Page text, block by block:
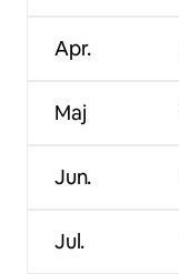
Apr.
Maj
Jun.
Jul.